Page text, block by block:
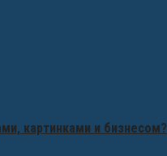
картинками и бизнесом?